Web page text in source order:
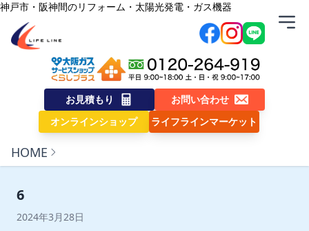
内容をスキップ
神戸市・阪神間のリフォーム・太陽光発電・ガス機器
株式会社ライフライン
お見積もり
お問い合わせ
オンラインショップ
ライフラインマーケット
HOME
6
2024年3月28日